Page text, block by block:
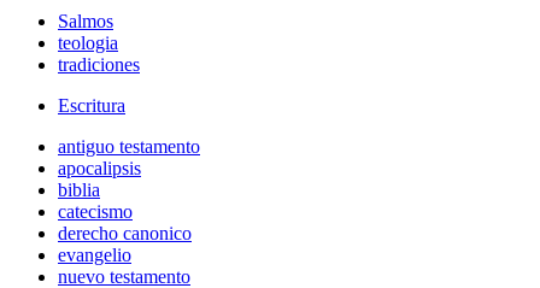
Salmos
teologia
tradiciones
Escritura
antiguo testamento
apocalipsis
biblia
catecismo
derecho canonico
evangelio
nuevo testamento